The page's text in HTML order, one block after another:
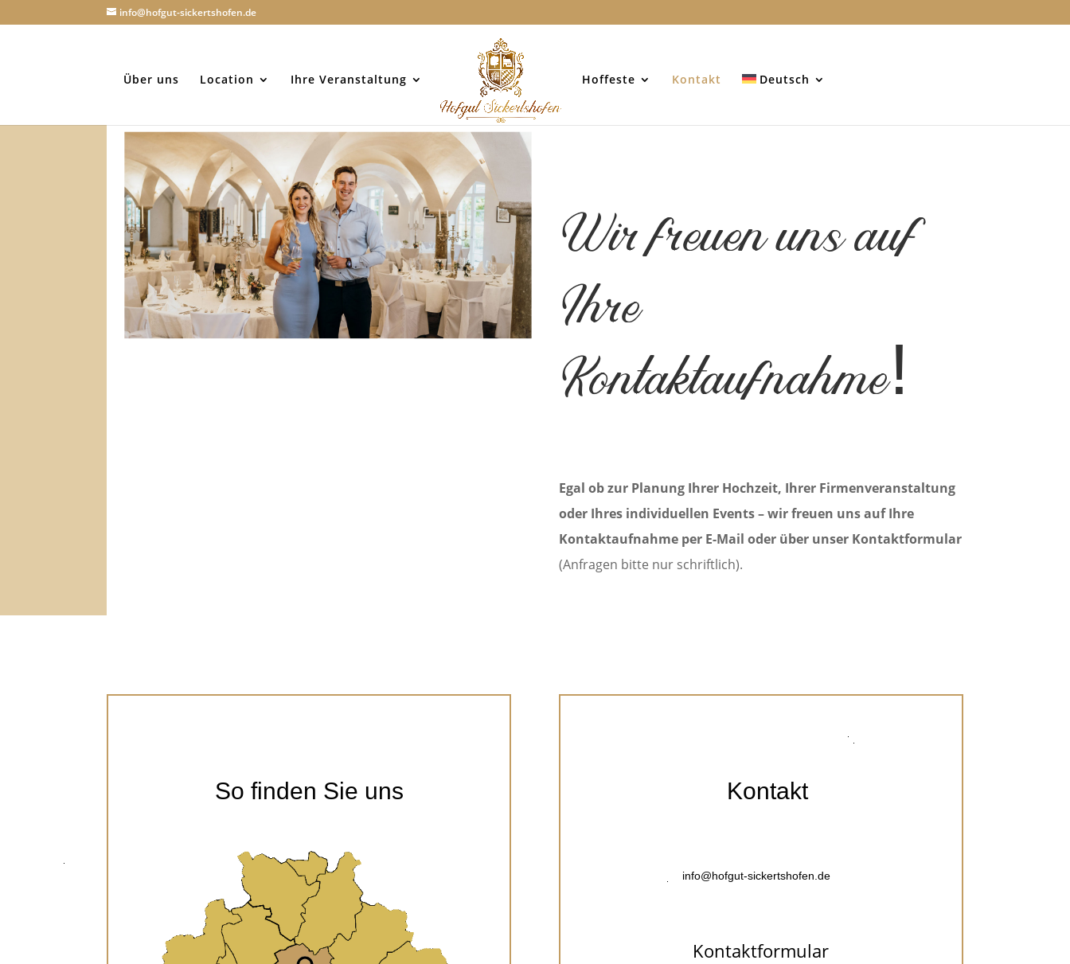
info@hofgut-sickertshofen.de
Über uns Location Ihre Veranstaltung Hoffeste Kontakt Deutsch
Wir freuen uns auf
Ihre
Kontaktaufnahme!
Egal ob zur Planung Ihrer Hochzeit, Ihrer Firmenveranstaltung
oder Ihres individuellen Events – wir freuen uns auf Ihre
Kontaktaufnahme per E-Mail oder über unser Kontaktformular
(Anfragen bitte nur schriftlich).
So finden Sie uns Kontakt
info@hofgut-sickertshofen.de
Kontaktformular